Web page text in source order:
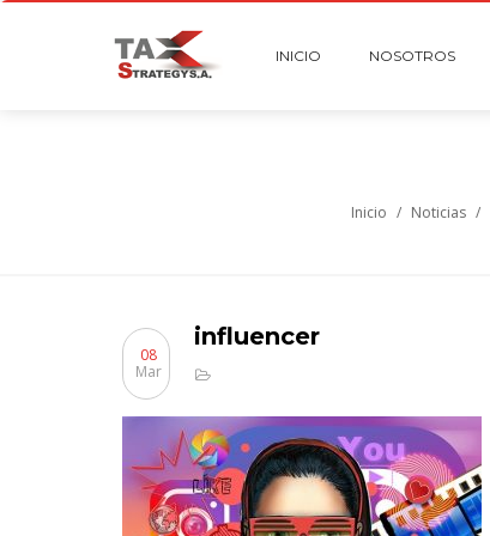
INICIO NOSOTROS
Inicio / Noticias /
influencer
08
Mar